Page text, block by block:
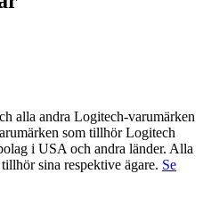
alla andra Logitech-varumärken
som tillhör Logitech
i USA och andra länder. Alla
sina respektive ägare. Se